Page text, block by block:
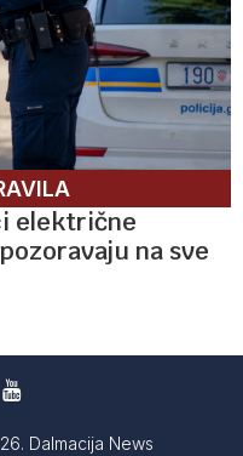
električne
na sve
Dalmacija News